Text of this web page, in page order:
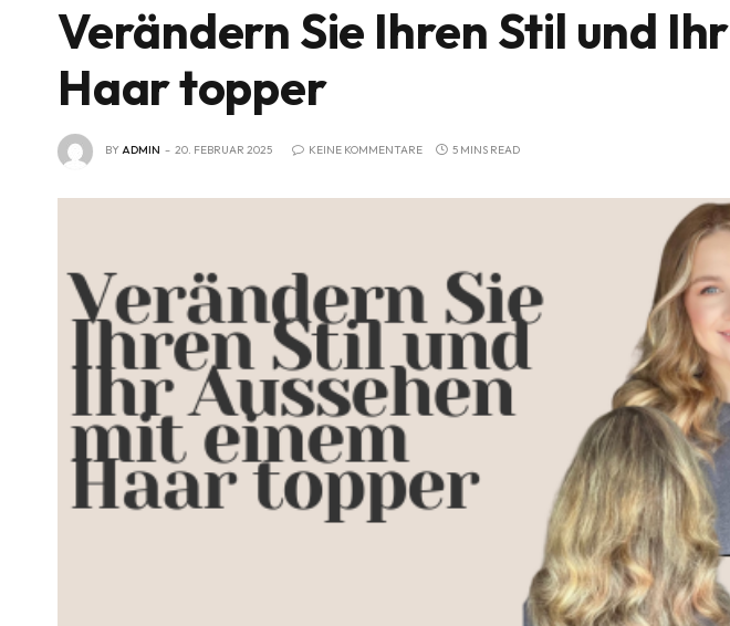
Verändern Sie Ihren Stil und
Haar topper
BYADMIN 20. FEBRUAR 2025 KEINE KOMMENTARE 5 MINS READ